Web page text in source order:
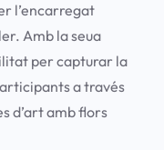
l’encarregat
Amb la seua
per capturar la
a través
d’art amb flors